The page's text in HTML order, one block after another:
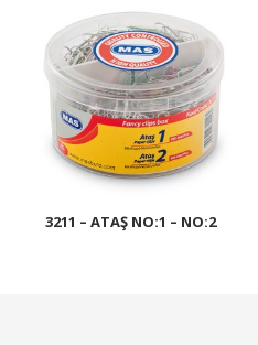
3211 – ATAŞ NO:1 – NO:2